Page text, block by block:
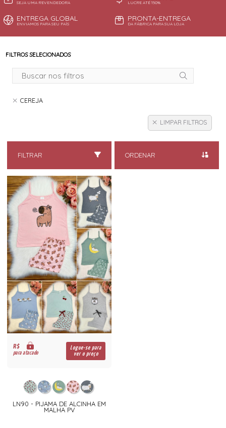
SEJA UMA REVENDEDORA LUCRE ATÉ 150%
ENTREGA GLOBAL
ENVIAMOS PARA SEU PAÍS
PRONTA-ENTREGA
DA FÁBRICA PARA SUA LOJA
FILTROS SELECIONADOS
CEREJA
LIMPAR FILTROS
FILTRAR ORDENAR
R$
para atacado
Logue-se para
ver o preço
LN90 - PIJAMA DE ALCINHA EM
MALHA PV